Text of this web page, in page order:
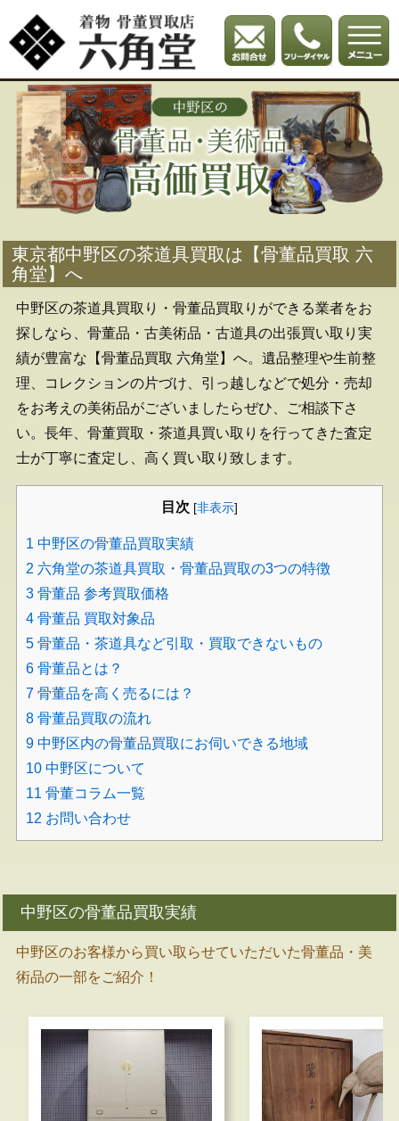
東京都中野区の茶道具買取は【骨董品買取 六
角堂】へ
中野区の茶道具買取り・骨董品買取りができる業者をお
探しなら、骨董品・古美術品・古道具の出張買い取り実
績が豊富な【骨董品買取 六角堂】へ。遺品整理や生前整
理、コレクションの片づけ、引っ越しなどで処分・売却
をお考えの美術品がございましたらぜひ、ご相談下さ
い。長年、骨董買取・茶道具買い取りを行ってきた査定
士が丁寧に査定し、高く買い取り致します。
目次 [非表示]
1 中野区の骨董品買取実績
2 六角堂の茶道具買取・骨董品買取の3つの特徴
3 骨董品 参考買取価格
4 骨董品 買取対象品
5 骨董品・茶道具など引取・買取できないもの
6 骨董品とは？
7 骨董品を高く売るには？
8 骨董品買取の流れ
9 中野区内の骨董品買取にお伺いできる地域
10 中野区について
11 骨董コラム一覧
12 お問い合わせ
中野区の骨董品買取実績
中野区のお客様から買い取らせていただいた骨董品・美
術品の一部をご紹介！